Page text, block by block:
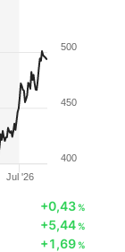
Jul '26
400
450
500
+0,43%
+5,44%
+1,69%